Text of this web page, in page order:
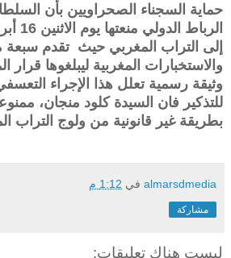
حماية السجناء الصحراويين بأن
إلى التراب المغربي حيث تقدم
والاستخبارات المغربية ليبلغوها قرار
وثيقة رسمية تعلل هذا الإجراء
للتذكير فان السيدة كلود منجان،
بطريقة غير قانونية من ولوج التراب
almarsdmedia في 1:12 م
مشاركة
ليست هناك تعليقات: